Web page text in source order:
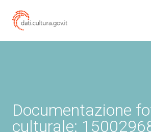
Documentazione
culturale: